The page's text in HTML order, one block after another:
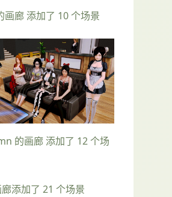
画廊 添加了 10 个场景
的画廊 添加了 12 个场
添加了 21 个场景